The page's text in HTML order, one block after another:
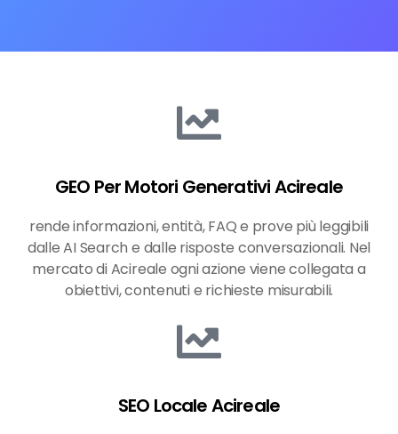
GEO Per Motori Generativi Acireale
rende informazioni, entità, FAQ e prove più leggibili
dalle AI Search e dalle risposte conversazionali. Nel
mercato di Acireale ogni azione viene collegata a
obiettivi, contenuti e richieste misurabili.
SEO Locale Acireale